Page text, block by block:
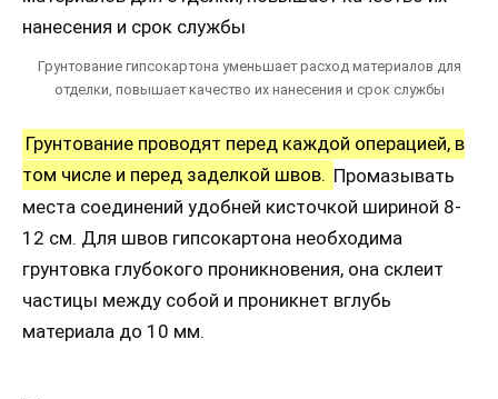
Грунтование гипсокартона уменьшает расход материалов для
отделки, повышает качество их нанесения и срок службы
Грунтование проводят перед каждой операцией, в
том числе и перед заделкой швов. Промазывать
места соединений удобней кисточкой шириной 8-
12 см. Для швов гипсокартона необходима
грунтовка глубокого проникновения, она склеит
частицы между собой и проникнет вглубь
материала до 10 мм.